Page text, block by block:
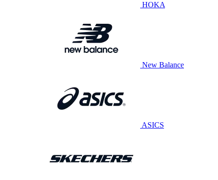
HOKA
New Balance
ASICS